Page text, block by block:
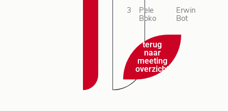
3
Pele
Boko
Erwin
Bot
terug
naar
meeting
overzicht